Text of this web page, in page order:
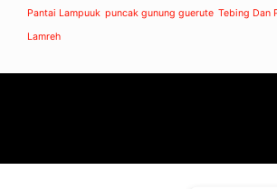
Pantai Lampuuk puncak gunung guerute Tebing Dan
Lamreh